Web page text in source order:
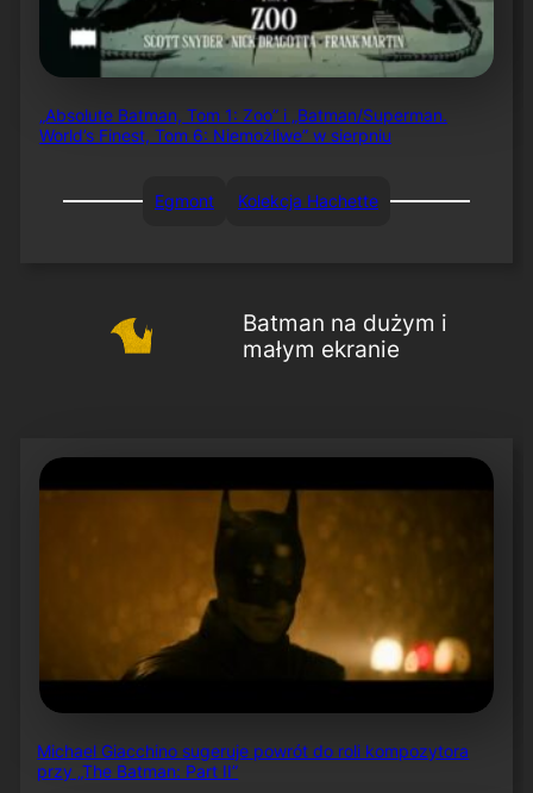
„Absolute Batman, Tom 1: Zoo” i „Batman/Superman.
World’s Finest, Tom 6: Niemożliwe” w sierpniu
Egmont Kolekcja Hachette
Batman na dużym i
małym ekranie
Michael Giacchino sugeruje powrót do roli kompozytora
przy „The Batman: Part II”